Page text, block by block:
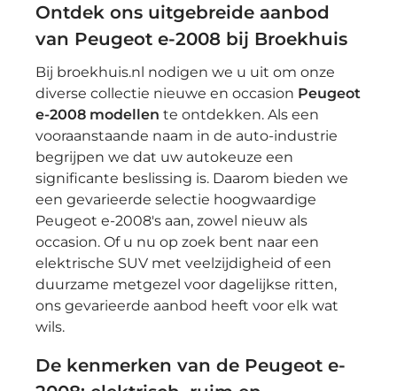
Ontdek ons uitgebreide aanbod
van Peugeot e-2008 bij Broekhuis
Bij broekhuis.nl nodigen we u uit om onze
diverse collectie nieuwe en occasion Peugeot
e-2008 modellen te ontdekken. Als een
vooraanstaande naam in de auto-industrie
begrijpen we dat uw autokeuze een
significante beslissing is. Daarom bieden we
een gevarieerde selectie hoogwaardige
Peugeot e-2008's aan, zowel nieuw als
occasion. Of u nu op zoek bent naar een
elektrische SUV met veelzijdigheid of een
duurzame metgezel voor dagelijkse ritten,
ons gevarieerde aanbod heeft voor elk wat
wils.
De kenmerken van de Peugeot e-